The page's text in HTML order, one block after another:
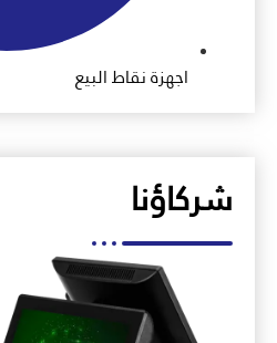
اجهزة نقاط البيع
شركاؤنا